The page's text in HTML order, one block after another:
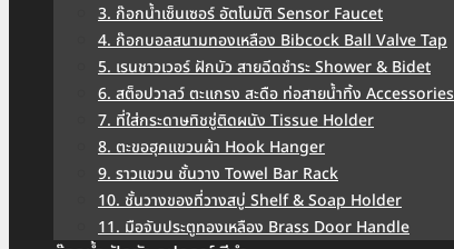
3. ก๊อกน้ำเซ็นเซอร์ อัตโนมัติ Sensor Faucet
4. ก๊อกบอลสนามทองเหลือง Bibcock Ball Valve Tap
5. เรนชาวเวอร์ ฝักบัว สายฉีดชำระ Shower & Bidet
6. สต็อปวาลว์ ตะแกรง สะดือ ท่อสายน้ำทิ้ง Accessories
7. ที่ใส่กระดาษทิชชู่ติดผนัง Tissue Holder
8. ตะขอฮุคแขวนผ้า Hook Hanger
9. ราวแขวน ชั้นวาง Towel Bar Rack
10. ชั้นวางของที่วางสบู่ Shelf & Soap Holder
11. มือจับประตูทองเหลือง Brass Door Handle